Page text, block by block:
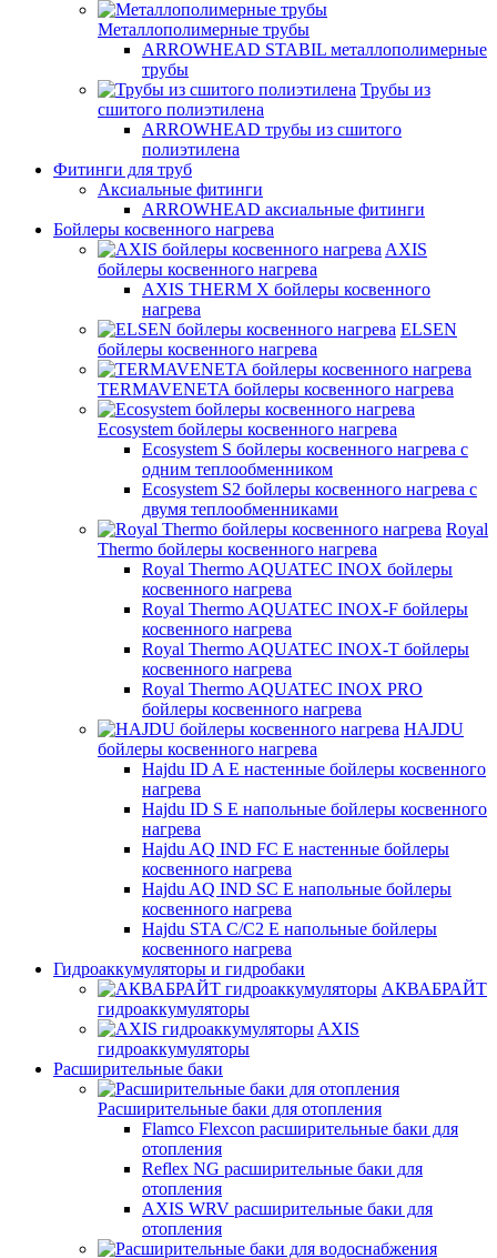
Металлополимерные трубы
ARROWHEAD STABIL металлополимерные
трубы
Трубы из
сшитого полиэтилена
ARROWHEAD трубы из сшитого
полиэтилена
Фитинги для труб
Аксиальные фитинги
ARROWHEAD аксиальные фитинги
Бойлеры косвенного нагрева
AXIS
бойлеры косвенного нагрева
AXIS THERM X бойлеры косвенного
нагрева
ELSEN
бойлеры косвенного нагрева
TERMAVENETA бойлеры косвенного нагрева
Ecosystem бойлеры косвенного нагрева
Ecosystem S бойлеры косвенного нагрева с
одним теплообменником
Ecosystem S2 бойлеры косвенного нагрева с
двумя теплообменниками
Royal
Thermo бойлеры косвенного нагрева
Royal Thermo AQUATEC INOX бойлеры
косвенного нагрева
Royal Thermo AQUATEC INOX-F бойлеры
косвенного нагрева
Royal Thermo AQUATEC INOX-T бойлеры
косвенного нагрева
Royal Thermo AQUATEC INOX PRO
бойлеры косвенного нагрева
HAJDU
бойлеры косвенного нагрева
Hajdu ID A E настенные бойлеры косвенного
нагрева
Hajdu ID S E напольные бойлеры косвенного
нагрева
Hajdu AQ IND FC E настенные бойлеры
косвенного нагрева
Hajdu AQ IND SC E напольные бойлеры
косвенного нагрева
Hajdu STA C/C2 E напольные бойлеры
косвенного нагрева
Гидроаккумуляторы и гидробаки
АКВАБРАЙТ
гидроаккумуляторы
AXIS
гидроаккумуляторы
Расширительные баки
Расширительные баки для отопления
Flamco Flexcon расширительные баки для
отопления
Reflex NG расширительные баки для
отопления
AXIS WRV расширительные баки для
отопления